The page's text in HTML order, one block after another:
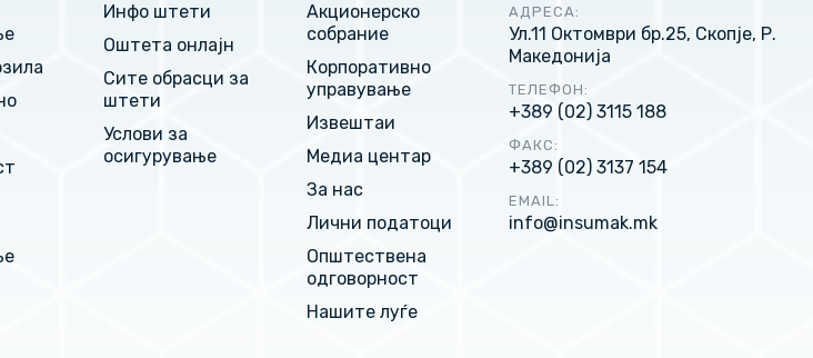
Инфо штети
Оштета онлајн
Сите обрасци за
штети
Услови за
осигурување
Акционерско
собрание
Корпоративно
управување
Извештаи
Медиа центар
За нас
Лични податоци
Општествена
одговорност
Нашите луѓе
АДРЕСА:
Ул.11 Октомври бр.25, Скопје, Р.
Македонија
ТЕЛЕФОН:
+389 (02) 3115 188
ФАКС:
+389 (02) 3137 154
EMAIL:
info@insumak.mk